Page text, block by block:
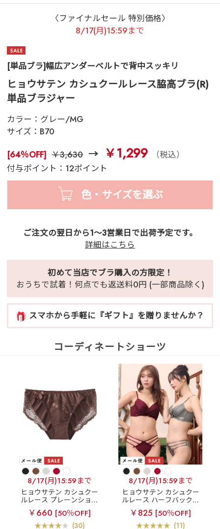
〈ファイナルセール 特別価格〉
8/17(月)15:59まで
[単品ブラ]幅広アンダーベルトで背中スッキリ
ヒョウサテン カシュクールレース脇高ブラ(R)
単品ブラジャー
カラー： グレー/MG
サイズ： B70
[64％OFF] ￥3,630 ￥1,299
（税込）
付与ポイント：12ポイント
色・サイズを選ぶ
ご注文の翌日から1～3営業日で出荷予定です。
詳細はこちら
初めて当店でブラ購入の方限定！
おうちで試着！何点でも返送料0円 (一部商品除く)
スマホから手軽に『ギフト』を贈りませんか？
コーディネートショーツ
8/17(月)15:59まで
ヒョウサテン カシュクー
ルレース プレーンショー
ツ
￥660 [50％OFF]
(30)
8/17(月)15:59まで
ヒョウサテン カシュクー
ルレース ハーフバックシ
ョーツ
￥825 [50％OFF]
(11)